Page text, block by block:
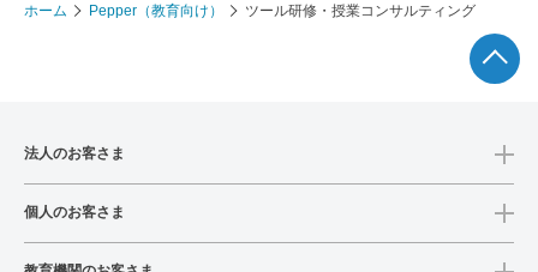
ホーム Pepper（教育向け） ツール研修・授業コンサルティング
法人のお客さま
個人のお客さま